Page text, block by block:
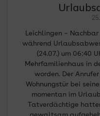
Leichlingen –
während
(24.07.) um 06:40
Mehrfamilienhaus in
worden. Der
Wohnungstür bei
momentan im
Tatverdächtige